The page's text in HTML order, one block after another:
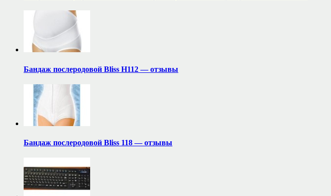
Бандаж послеродовой Bliss H112 — отзывы
Бандаж послеродовой Bliss 118 — отзывы